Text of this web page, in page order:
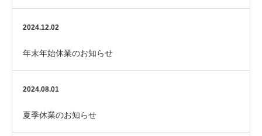
2024.12.02
年末年始休業のお知らせ
2024.08.01
夏季休業のお知らせ